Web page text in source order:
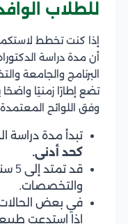
للطلاب
إذا كنت تخطط
أن مدة دراسة
البرنامج والجامعة
تضع إطارًا زمنيًا واضحًا
وفق اللوائح
تبدأ مدة دراسة
كحد أدنى.
قد
والتخصصات.
في بعض
إذا استدعت